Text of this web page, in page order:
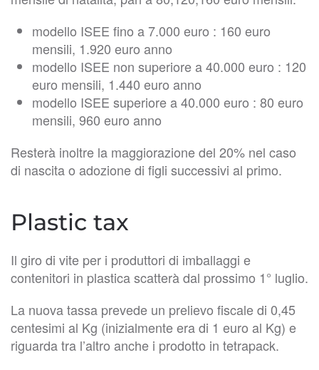
modello ISEE fino a 7.000 euro : 160 euro
mensili, 1.920 euro anno
modello ISEE non superiore a 40.000 euro : 120
euro mensili, 1.440 euro anno
modello ISEE superiore a 40.000 euro : 80 euro
mensili, 960 euro anno
Resterà inoltre la maggiorazione del 20% nel caso
di nascita o adozione di figli successivi al primo.
Plastic tax
Il giro di vite per i produttori di imballaggi e
contenitori in plastica scatterà dal prossimo 1° luglio.
La nuova tassa prevede un prelievo fiscale di 0,45
centesimi al Kg (inizialmente era di 1 euro al Kg) e
riguarda tra l’altro anche i prodotto in tetrapack.